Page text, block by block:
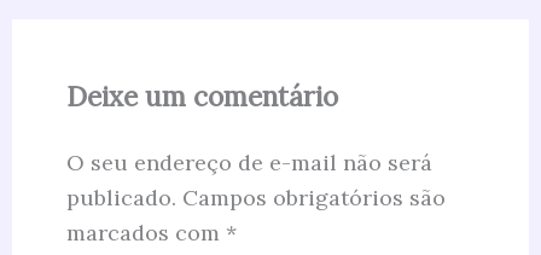
Deixe um comentário
O seu endereço de e-mail não será
publicado. Campos obrigatórios são
marcados com *